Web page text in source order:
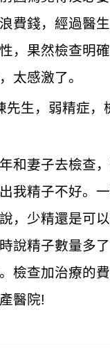
費錢，經過醫
，果然檢查明
太感激了。
先生，弱精症，
和妻子去檢查
我精子不好。
，少精還是可
說精子數量多
檢查加治療的
醫院!